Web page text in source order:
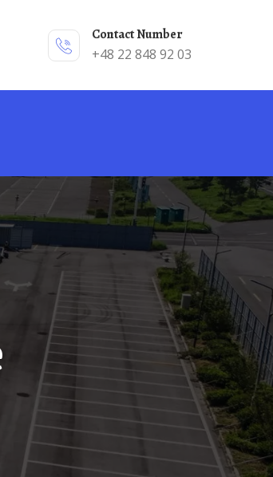
Contact Number
+48 22 848 92 03